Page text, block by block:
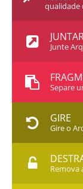
qualidade
Junte
Separe
GIRE
Gire o
Remova